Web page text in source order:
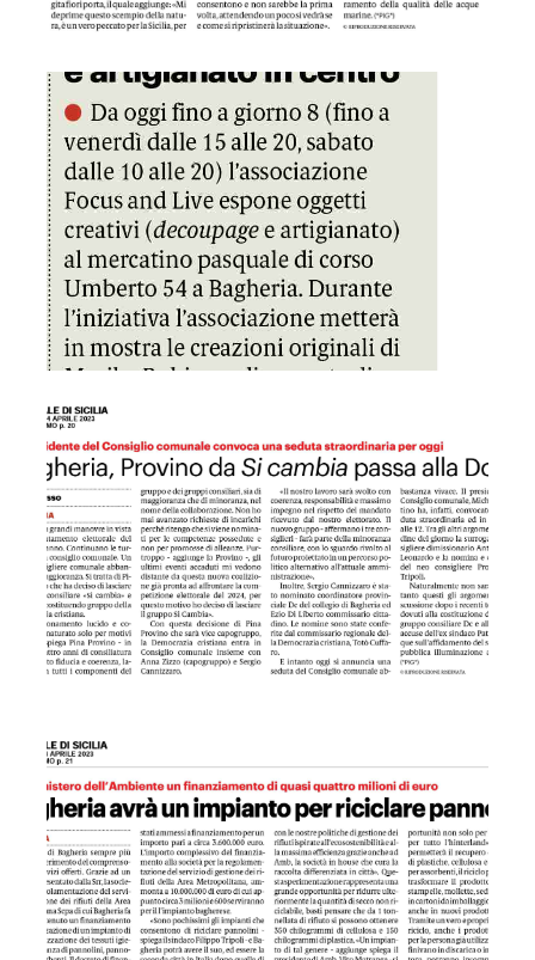
GDS 03/04/2023 Fino a sabato hobbisti e artigianato in
GDS 04/04/2023 Bagheria, Provino da Si Cambia passa alla
GDS 04/04/2023 Bagheria avrà un impianto per riciclare i